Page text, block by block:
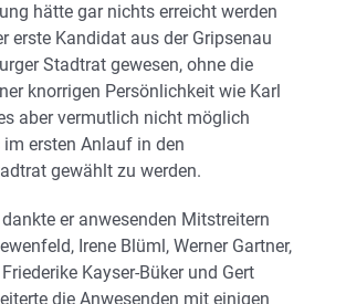
hätte gar nichts erreicht werden
erste Kandidat aus der Gripsenau
Stadtrat gewesen, ohne die
knorrigen Persönlichkeit wie Karl
aber vermutlich nicht möglich
im ersten Anlauf in den
gewählt zu werden.
er anwesenden Mitstreitern
Irene Blüml, Werner Gartner,
Kayser-Büker und Gert
die Anwesenden mit einigen